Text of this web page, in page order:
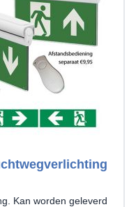
Kan worden geleverd